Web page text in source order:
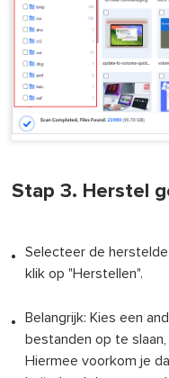
Stap 3. Herstel
Selecteer de
klik op "Herstellen".
Belangrijk: Kies een
bestanden op te
Hiermee voorkom je